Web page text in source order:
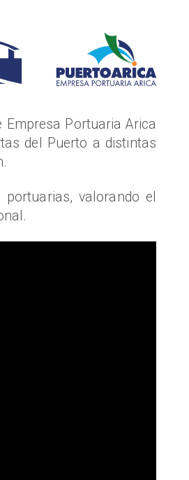
Portuaria Arica
del Puerto a distintas
valorando el